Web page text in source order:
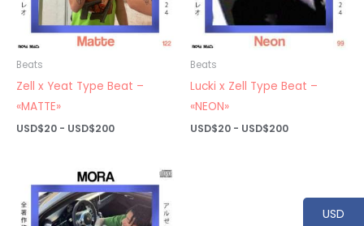
Beats
Zell x Yeat Type Beat –
«MATTE»
USD$20 - USD$200Rango
USD$20
hasta
USD$200
Beats
Lucki x Zell Type Beat –
«NEON»
USD$20 - USD$200Rango
USD$200
USD